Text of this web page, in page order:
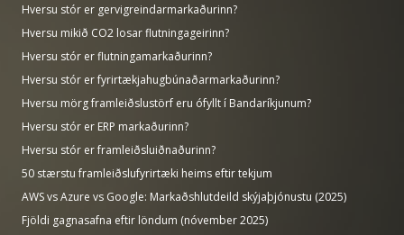
Hversu stór er gervigreindarmarkaðurinn?
Hversu mikið CO2 losar flutningageirinn?
Hversu stór er flutningamarkaðurinn?
Hversu stór er fyrirtækjahugbúnaðarmarkaðurinn?
Hversu mörg framleiðslustörf eru ófyllt í Bandaríkjunum?
Hversu stór er ERP markaðurinn?
Hversu stór er framleiðsluiðnaðurinn?
50 stærstu framleiðslufyrirtæki heims eftir tekjum
AWS vs Azure vs Google: Markaðshlutdeild skýjaþjónustu (2025)
Fjöldi gagnasafna eftir löndum (nóvember 2025)